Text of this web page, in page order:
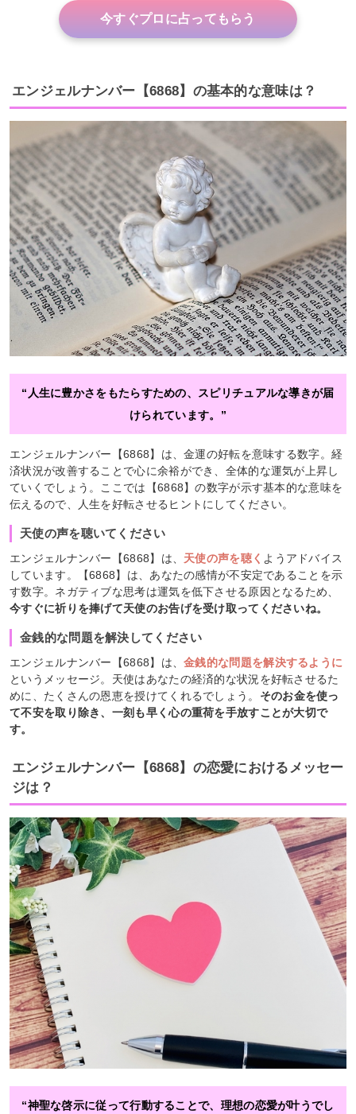
今すぐプロに占ってもらう
エンジェルナンバー【6868】の基本的な意味は？
“人生に豊かさをもたらすための、スピリチュアルな導きが届
けられています。”
エンジェルナンバー【6868】は、金運の好転を意味する数字。経
済状況が改善することで心に余裕ができ、全体的な運気が上昇し
ていくでしょう。ここでは【6868】の数字が示す基本的な意味を
伝えるので、人生を好転させるヒントにしてください。
天使の声を聴いてください
エンジェルナンバー【6868】は、 天使の声を聴く ようアドバイス
しています。【6868】は、あなたの感情が不安定であることを示
す数字。ネガティブな思考は運気を低下させる原因となるため、
今すぐに祈りを捧げて天使のお告げを受け取ってくださいね。
金銭的な問題を解決してください
エンジェルナンバー【6868】は、金銭的な問題を解決するように
というメッセージ。天使はあなたの経済的な状況を好転させるた
めに、たくさんの恩恵を授けてくれるでしょう。 そのお金を使っ
て不安を取り除き、一刻も早く心の重荷を手放すことが大切で
す。
エンジェルナンバー【6868】の恋愛におけるメッセー
ジは？
“神聖な啓示に従って行動することで、理想の恋愛が叶うでし